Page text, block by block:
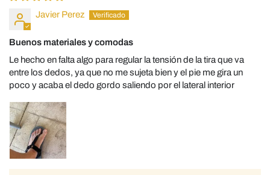
Javier Perez
Buenos materiales y comodas
Le hecho en falta algo para regular la tensión de la tira que va
entre los dedos, ya que no me sujeta bien y el pie me gira un
poco y acaba el dedo gordo saliendo por el lateral interior